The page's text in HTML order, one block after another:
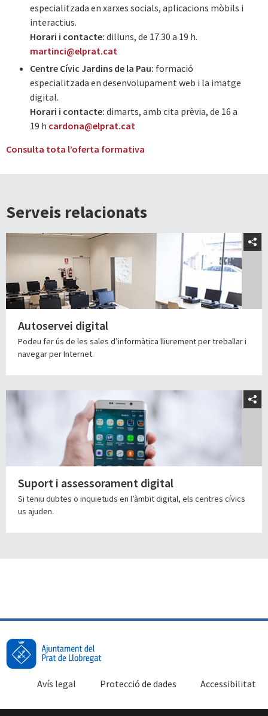
especialitzada en xarxes socials, aplicacions mòbils i
interactius.
Horari i contacte: dilluns, de 17.30 a 19 h.
martinci@elprat.cat
Centre Cívic Jardins de la Pau: formació
especialitzada en desenvolupament web i la imatge
digital.
Horari i contacte: dimarts, amb cita prèvia, de 16 a
19 h cardona@elprat.cat
Consulta tota l’oferta formativa
Serveis relacionats
Autoservei digital
Podeu fer ús de les sales d’informàtica lliurement per treballar i
navegar per Internet.
Suport i assessorament digital
Si teniu dubtes o inquietuds en l’àmbit digital, els centres cívics
us ajuden.
Accessibilitat
Protecció de dades
Avís legal